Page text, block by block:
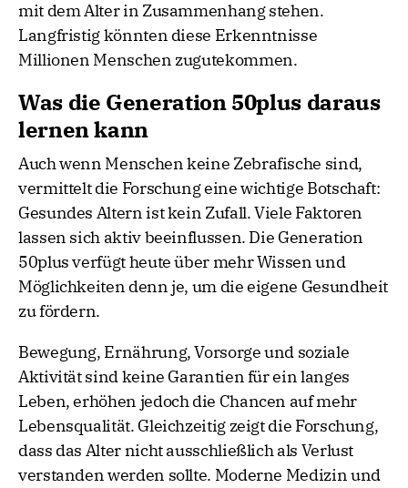
mit dem Alter in Zusammenhang stehen.
Langfristig könnten diese Erkenntnisse
Millionen Menschen zugutekommen.
Was die Generation 50plus daraus
lernen kann
Auch wenn Menschen keine Zebrafische sind,
vermittelt die Forschung eine wichtige Botschaft:
Gesundes Altern ist kein Zufall. Viele Faktoren
lassen sich aktiv beeinflussen. Die Generation
50plus verfügt heute über mehr Wissen und
Möglichkeiten denn je, um die eigene Gesundheit
zu fördern.
Bewegung, Ernährung, Vorsorge und soziale
Aktivität sind keine Garantien für ein langes
Leben, erhöhen jedoch die Chancen auf mehr
Lebensqualität. Gleichzeitig zeigt die Forschung,
dass das Alter nicht ausschließlich als Verlust
verstanden werden sollte. Moderne Medizin und